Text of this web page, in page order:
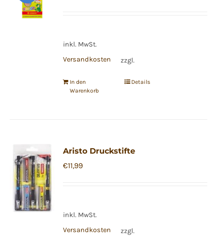
inkl. MwSt.
zzgl.
Versandkosten
In den
Warenkorb
Details
Aristo Druckstifte
€11,99
inkl. MwSt.
zzgl.
Versandkosten